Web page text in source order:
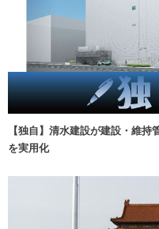
【独自】清水建設が建設・維
を実用化